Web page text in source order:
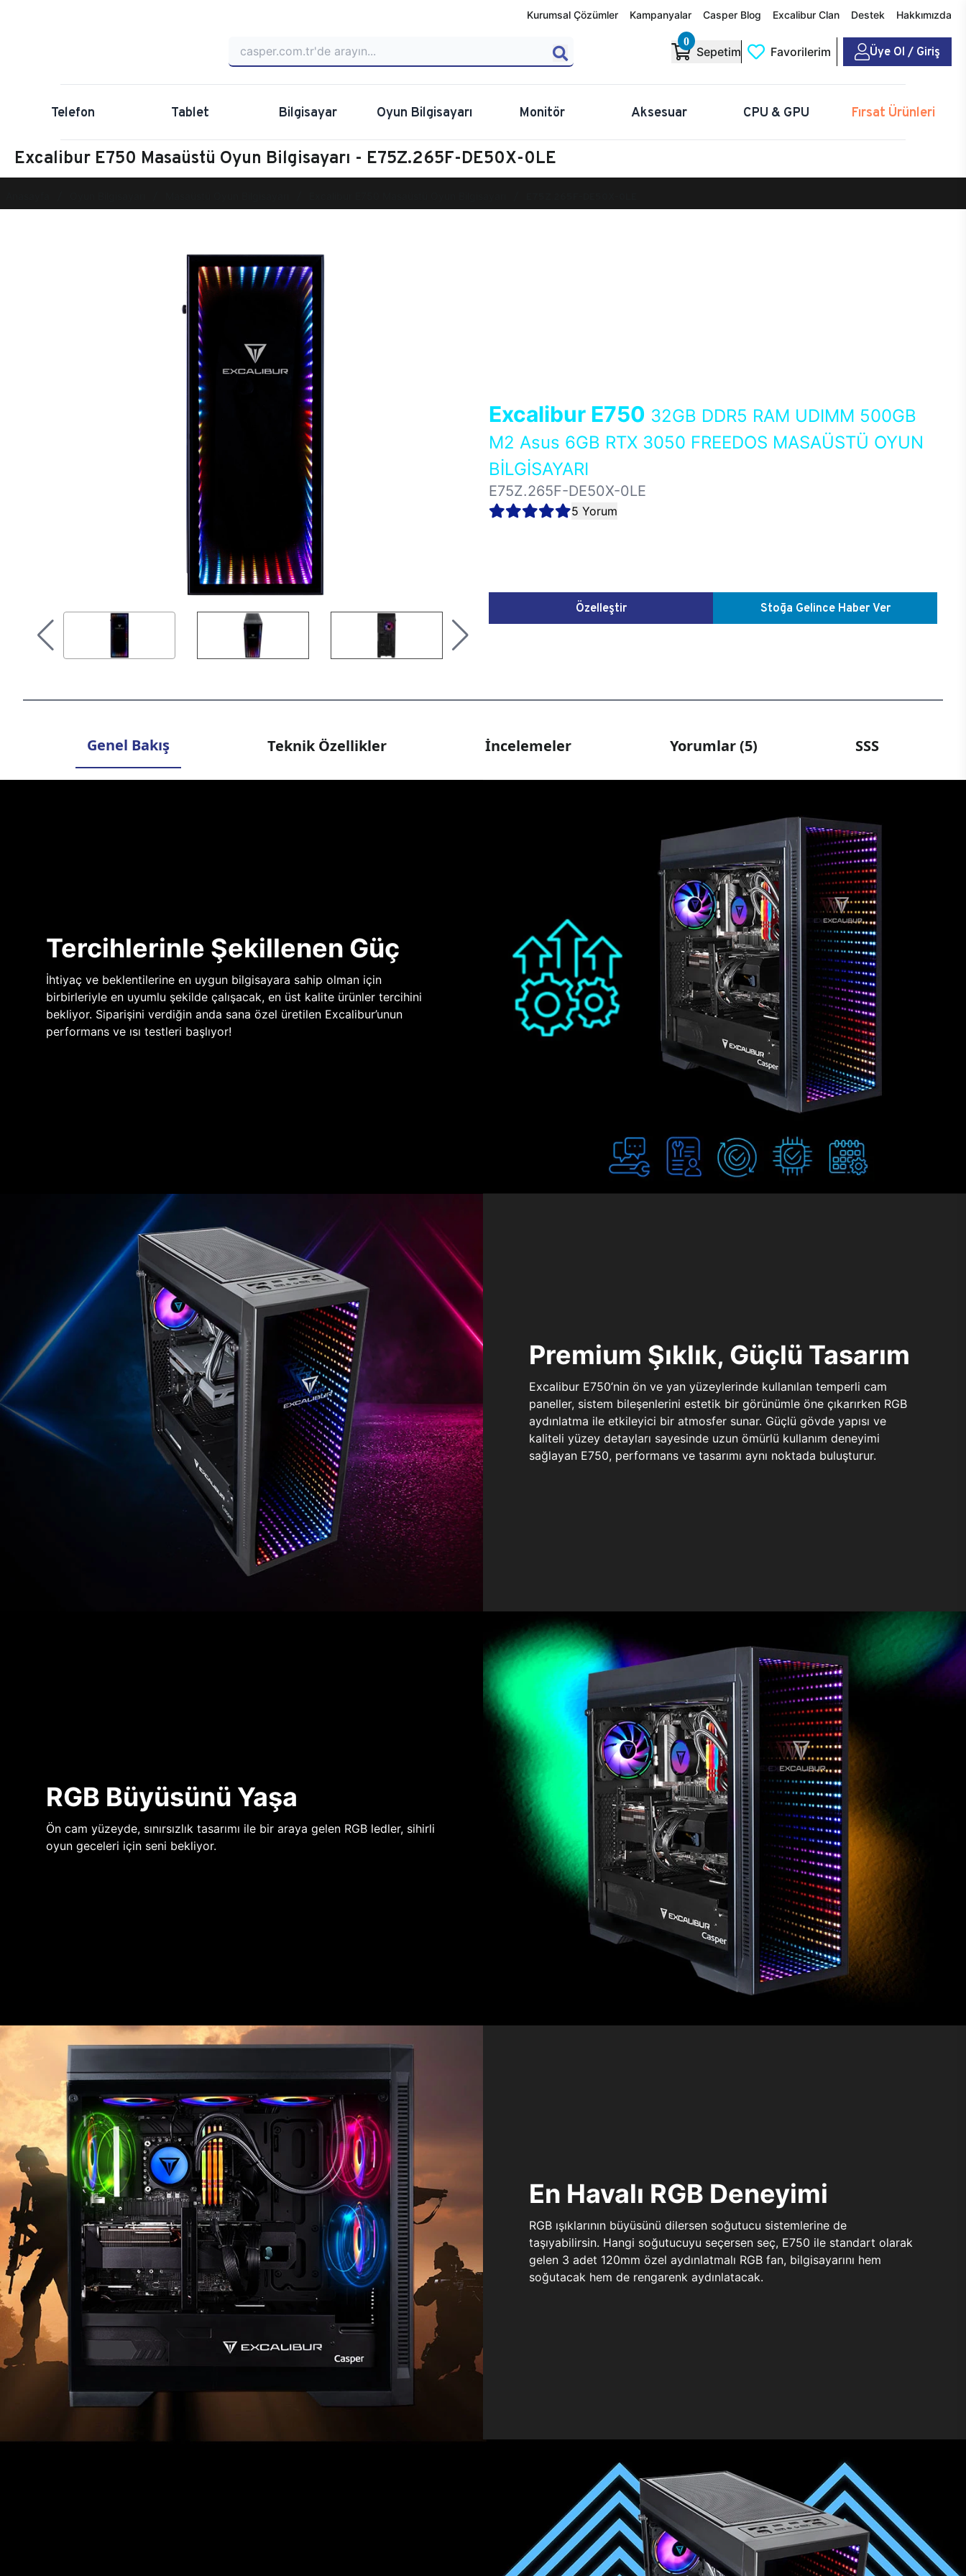
Kurumsal Çözümler Kampanyalar Casper Blog Excalibur Clan Destek Hakkımızda
0
Sepetim Favorilerim Üye Ol / Giriş
Telefon Tablet Bilgisayar Oyun Bilgisayarı Monitör Aksesuar CPU & GPU Fırsat Ürünleri
Excalibur E750 Masaüstü Oyun Bilgisayarı - E75Z.265F-DE50X-0LE
Excalibur E750 32GB DDR5 RAM UDIMM 500GB
M2 Asus 6GB RTX 3050 FREEDOS MASAÜSTÜ OYUN
BİLGİSAYARI
E75Z.265F-DE50X-0LE
5 Yorum
Özelleştir Stoğa Gelince Haber Ver
Genel Bakış Teknik Özellikler İncelemeler Yorumlar (5) SSS
Tercihlerinle Şekillenen Güç
İhtiyaç ve beklentilerine en uygun bilgisayara sahip olman için
birbirleriyle en uyumlu şekilde çalışacak, en üst kalite ürünler tercihini
bekliyor. Siparişini verdiğin anda sana özel üretilen Excalibur’unun
performans ve ısı testleri başlıyor!
Premium Şıklık, Güçlü Tasarım
Excalibur E750’nin ön ve yan yüzeylerinde kullanılan temperli cam
paneller, sistem bileşenlerini estetik bir görünümle öne çıkarırken RGB
aydınlatma ile etkileyici bir atmosfer sunar. Güçlü gövde yapısı ve
kaliteli yüzey detayları sayesinde uzun ömürlü kullanım deneyimi
sağlayan E750, performans ve tasarımı aynı noktada buluşturur.
RGB Büyüsünü Yaşa
Ön cam yüzeyde, sınırsızlık tasarımı ile bir araya gelen RGB ledler, sihirli
oyun geceleri için seni bekliyor.
En Havalı RGB Deneyimi
RGB ışıklarının büyüsünü dilersen soğutucu sistemlerine de
taşıyabilirsin. Hangi soğutucuyu seçersen seç, E750 ile standart olarak
gelen 3 adet 120mm özel aydınlatmalı RGB fan, bilgisayarını hem
soğutacak hem de rengarenk aydınlatacak.